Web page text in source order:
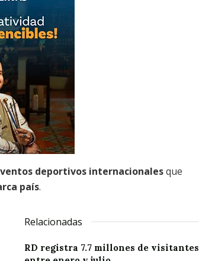
deportivos internacionalesque
país.
Relacionadas
RD registra 7.7 millones de visitantes